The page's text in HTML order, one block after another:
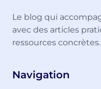
Le blog qui
avec des articles
ressources concrètes.
Navigation